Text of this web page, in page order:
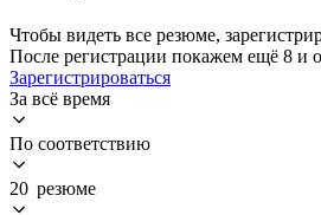
Чтобы видеть все резюме,
После регистрации покажем ещё 8 и
Зарегистрироваться
За всё время
По соответствию
20 резюме